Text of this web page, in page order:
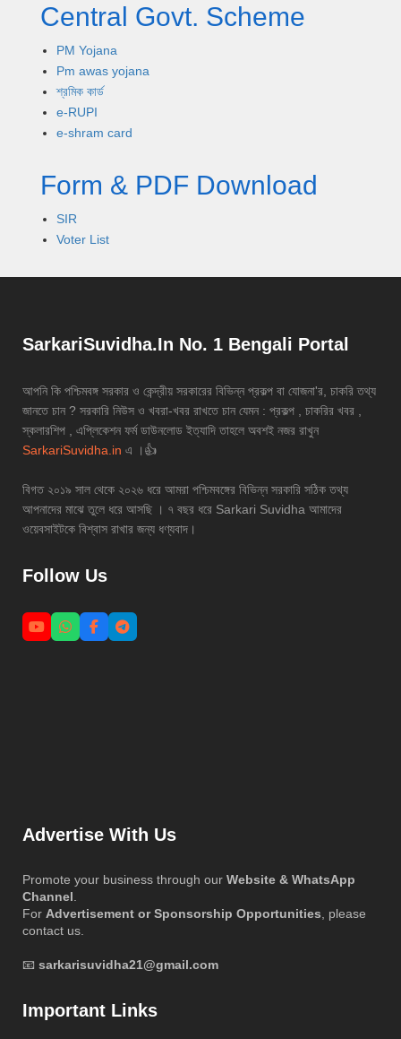
Central Govt. Scheme
PM Yojana
Pm awas yojana
শ্রমিক কার্ড
e-RUPI
e-shram card
Form & PDF Download
SIR
Voter List
SarkariSuvidha.In No. 1 Bengali Portal
আপনি কি পশ্চিমবঙ্গ সরকার ও কেন্দ্রীয় সরকারের বিভিন্ন প্রকল্প বা যোজনা'র, চাকরি তথ্য
জানতে চান ? সরকারি নিউস ও খবরা-খবর রাখতে চান যেমন : প্রকল্প , চাকরির খবর ,
স্কলারশিপ , এপ্লিকেশন ফর্ম ডাউনলোড ইত্যাদি তাহলে অবশই নজর রাখুন
SarkariSuvidha.in এ ।👍
বিগত ২০১৯ সাল থেকে ২০২৬ ধরে আমরা পশ্চিমবঙ্গের বিভিন্ন সরকারি সঠিক তথ্য
আপনাদের মাঝে তুলে ধরে আসছি । ৭ বছর ধরে Sarkari Suvidha আমাদের
ওয়েবসাইটকে বিশ্বাস রাখার জন্য ধণ্যবাদ।
Follow Us
Advertise With Us
Promote your business through our Website & WhatsApp
Channel
For Advertisement or Sponsorship Opportunities , please
contact us.
📧 sarkarisuvidha21@gmail.com
Important Links